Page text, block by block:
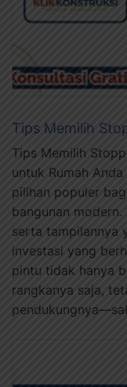
Tips Memilih
Tips Memilih
untuk Rumah
pilihan populer
bangunan
serta tampilannya
investasi yang
pintu tidak hanya
rangkanya saja,